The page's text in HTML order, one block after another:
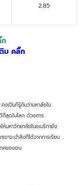
2.85
ม คลิ๊ก
คงเป็นที่รู้กันว่ามหาลัยใน
ที่สุดในโลก ด้วยการ
มหาวิทยาลัยในอเมริกายัง
าจะนำสิ่งที่ได้จากการเรียน
ศของตน